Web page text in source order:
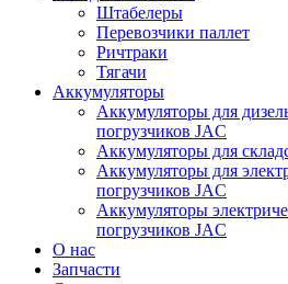
Штабелеры
Перевозчики паллет
Ричтраки
Тягачи
Аккумуляторы
Аккумуляторы для
погрузчиков JAC
Аккумуляторы для
Аккумуляторы для
погрузчиков JAC
Аккумуляторы
погрузчиков JAC
О нас
Запчасти